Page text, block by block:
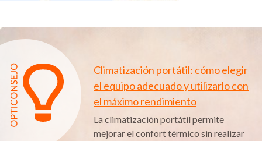
Climatización portátil: cómo elegir
el equipo adecuado y utilizarlo con
el máximo rendimiento
La climatización portátil permite
mejorar el confort térmico sin realizar